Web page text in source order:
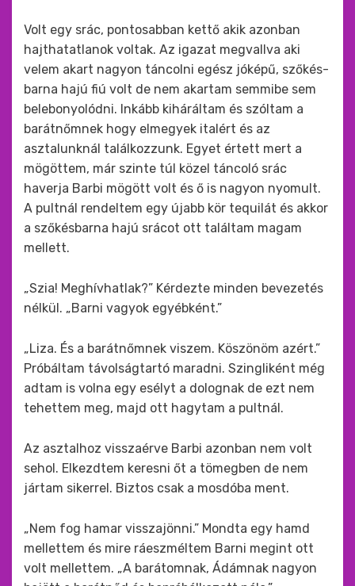
Volt egy srác, pontosabban kettő akik azonban
hajthatatlanok voltak. Az igazat megvallva aki
velem akart nagyon táncolni egész jóképű, szőkés-
barna hajú fiú volt de nem akartam semmibe sem
belebonyolódni. Inkább kiháráltam és szóltam a
barátnőmnek hogy elmegyek italért és az
asztalunknál találkozzunk. Egyet értett mert a
mögöttem, már szinte túl közel táncoló srác
haverja Barbi mögött volt és ő is nagyon nyomult.
A pultnál rendeltem egy újabb kör tequilát és akkor
a szőkésbarna hajú srácot ott találtam magam
mellett.
„Szia! Meghívhatlak?” Kérdezte minden bevezetés
nélkül. „Barni vagyok egyébként.”
„Liza. És a barátnőmnek viszem. Köszönöm azért.”
Próbáltam távolságtartó maradni. Szingliként még
adtam is volna egy esélyt a dolognak de ezt nem
tehettem meg, majd ott hagytam a pultnál.
Az asztalhoz visszaérve Barbi azonban nem volt
sehol. Elkezdtem keresni őt a tömegben de nem
jártam sikerrel. Biztos csak a mosdóba ment.
„Nem fog hamar visszajönni.” Mondta egy hamd
mellettem és mire ráeszméltem Barni megint ott
volt mellettem. „A barátomnak, Ádámnak nagyon